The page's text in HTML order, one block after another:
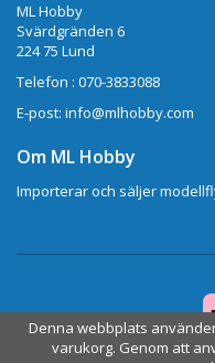
ML Hobby
Svärdgränden 6
224 75 Lund
Telefon : 070-3833088
E-post: info@mlhobby.com
Om ML Hobby
Importerar och säljer
Denna webbplats
varukorg. Genom att